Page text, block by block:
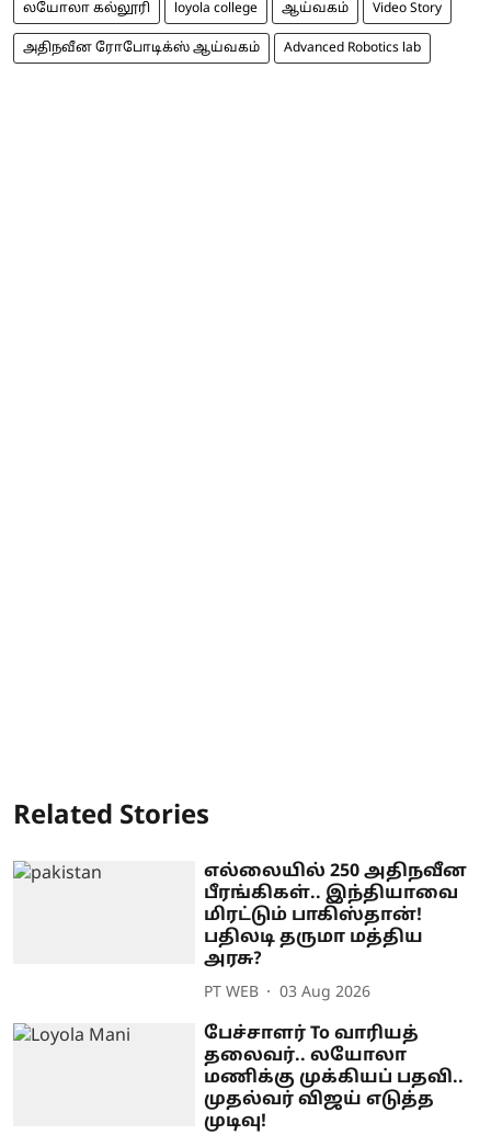
லயோலா கல்லூரி loyola college ஆய்வகம் Video Story
அதிநவீன ரோபோடிக்ஸ் ஆய்வகம் Advanced Robotics lab
Related Stories
எல்லையில் 250 அதிநவீன
பீரங்கிகள்.. இந்தியாவை
மிரட்டும் பாகிஸ்தான்!
பதிலடி தருமா மத்திய
அரசு?
PT WEB 03 Aug 2026
பேச்சாளர் To வாரியத்
தலைவர்.. லயோலா
மணிக்கு முக்கியப் பதவி..
முதல்வர் விஜய் எடுத்த
முடிவு!